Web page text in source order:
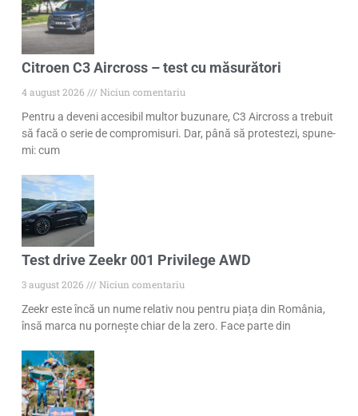
Citroen C3 Aircross – test cu măsurători
4 august 2026
Niciun comentariu
Pentru a deveni accesibil multor buzunare, C3 Aircross a trebuit
să facă o serie de compromisuri. Dar, până să protestezi, spune-
mi: cum
Test drive Zeekr 001 Privilege AWD
3 august 2026
Niciun comentariu
Zeekr este încă un nume relativ nou pentru piața din România,
însă marca nu pornește chiar de la zero. Face parte din